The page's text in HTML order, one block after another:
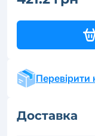
Перевірити
Доставка